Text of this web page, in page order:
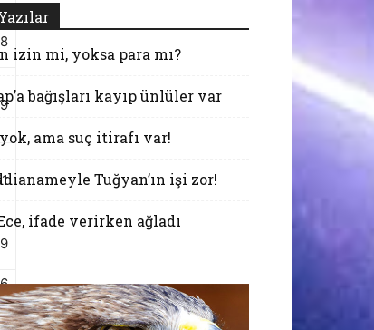
izin mi, yoksa para mı?
bağışları kayıp ünlüler var
ama suç itirafı var!
Tuğyan’ın işi zor!
ifade verirken ağladı